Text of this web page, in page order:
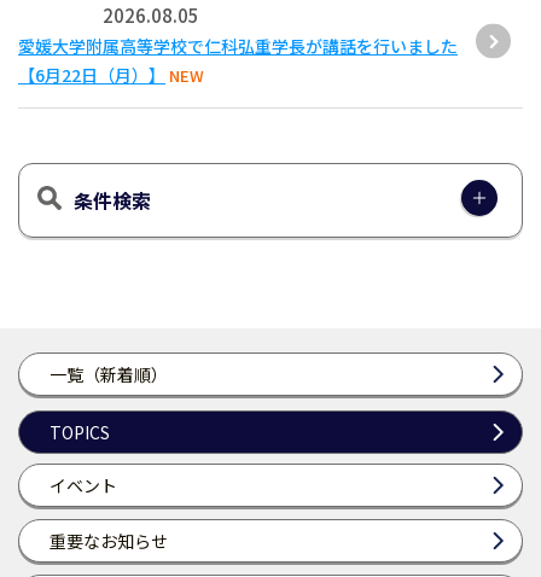
一覧（新着順）
TOPICS
イベント
重要なお知らせ
2026.08.05
愛媛大学附属高等学校で仁科弘重学長が講話を行いました
【6月22日（月）】
NEW
条件検索